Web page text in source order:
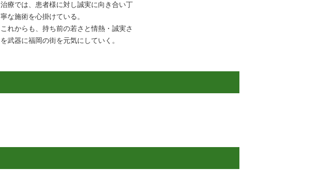
治療では、患者様に対し誠実に向き合い丁
寧な施術を心掛けている。
これからも、持ち前の若さと情熱・誠実さ
を武器に福岡の街を元気にしていく。